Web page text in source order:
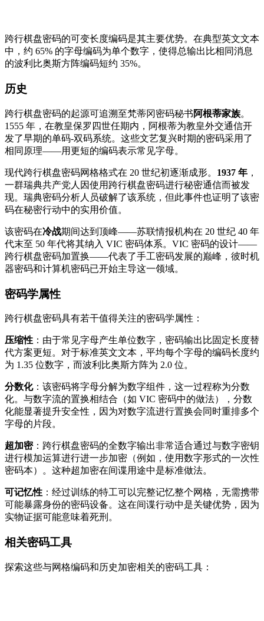
跨行棋盘密码的可变长度编码是其主要优势。在典型英文文本
中，约 65% 的字母编码为单个数字，使得总输出比相同消息
的波利比奥斯方阵编码短约 35%。
历史
跨行棋盘密码的起源可追溯至梵蒂冈密码秘书阿根蒂家族。
1555 年，在教皇保罗四世任期内，阿根蒂为教皇外交通信开
发了早期的单码-双码系统。这些文艺复兴时期的密码采用了
相同原理——用更短的编码表示常见字母。
现代跨行棋盘密码网格格式在 20 世纪初逐渐成形。 1937 年 ，
一群瑞典共产党人因使用跨行棋盘密码进行秘密通信而被发
现。瑞典密码分析人员破解了该系统，但此事件也证明了该密
码在秘密行动中的实用价值。
该密码在冷战期间达到顶峰——苏联情报机构在 20 世纪 40 年
代末至 50 年代将其纳入 VIC 密码体系。VIC 密码的设计——
跨行棋盘密码加置换——代表了手工密码发展的巅峰，彼时机
器密码和计算机密码已开始主导这一领域。
密码学属性
跨行棋盘密码具有若干值得关注的密码学属性：
压缩性 ：由于常见字母产生单位数字，密码输出比固定长度替
代方案更短。对于标准英文文本，平均每个字母的编码长度约
为 1.35 位数字，而波利比奥斯方阵为 2.0 位。
分数化：该密码将字母分解为数字组件，这一过程称为分数
化。与数字流的置换相结合（如 VIC 密码中的做法），分数
化能显著提升安全性，因为对数字流进行置换会同时重排多个
字母的片段。
超加密：跨行棋盘密码的全数字输出非常适合通过与数字密钥
进行模加运算进行进一步加密（例如，使用数字形式的一次性
密码本）。这种超加密在间谍用途中是标准做法。
可记忆性 ：经过训练的特工可以完整记忆整个网格，无需携带
可能暴露身份的密码设备。这在间谍行动中是关键优势，因为
实物证据可能意味着死刑。
相关密码工具
探索这些与网格编码和历史加密相关的密码工具：